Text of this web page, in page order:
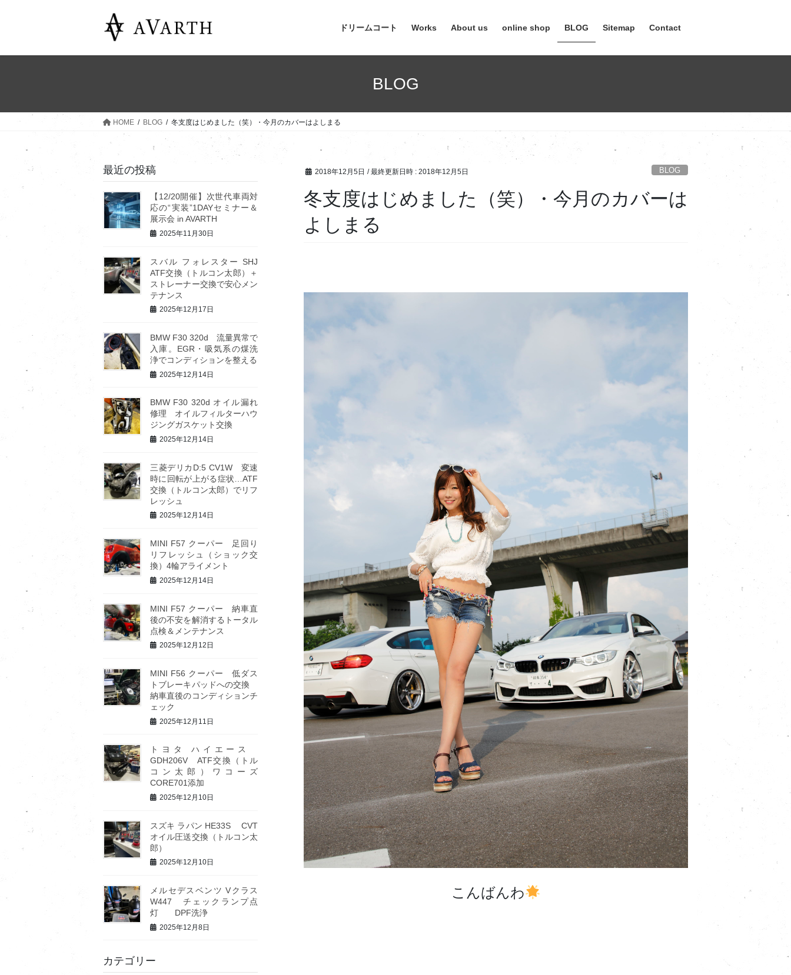
ドリームコート Works About us online shop BLOG Sitemap Contact
BLOG
HOME BLOG 冬支度はじめました（笑）・今月のカバーはよしまる
2018年12月5日 / 最終更新日時 :2018年12月5日 BLOG
冬支度はじめました（笑）・今月のカバーは
よしまる
こんばんわ
最近の投稿
【12/20開催】次世代車両対
応の“実装”1DAYセミナー＆
展示会 in AVARTH
2025年11月30日
スバル フォレスター SHJ
ATF交換（トルコン太郎）＋
ストレーナー交換で安心メン
テナンス
2025年12月17日
BMW F30 320d 流量異常で
入庫。EGR・吸気系の煤洗
浄でコンディションを整える
2025年12月14日
BMW F30 320d オイル漏れ
修理 オイルフィルターハウ
ジングガスケット交換
2025年12月14日
三菱デリカD:5 CV1W 変速
時に回転が上がる症状…ATF
交換（トルコン太郎）でリフ
レッシュ
2025年12月14日
MINI F57 クーパー 足回り
リフレッシュ（ショック交
換）4輪アライメント
2025年12月14日
MINI F57 クーパー 納車直
後の不安を解消するトータル
点検＆メンテナンス
2025年12月12日
MINI F56 クーパー 低ダス
トブレーキパッドへの交換
納車直後のコンディションチ
ェック
2025年12月11日
トヨタ ハイエース
GDH206V ATF交換（トル
コン太郎）ワコーズ
CORE701添加
2025年12月10日
スズキ ラパン HE33S CVT
オイル圧送交換（トルコン太
郎）
2025年12月10日
メルセデスベンツ Vクラス
W447 チェックランプ点
灯 DPF洗浄
2025年12月8日
カテゴリー